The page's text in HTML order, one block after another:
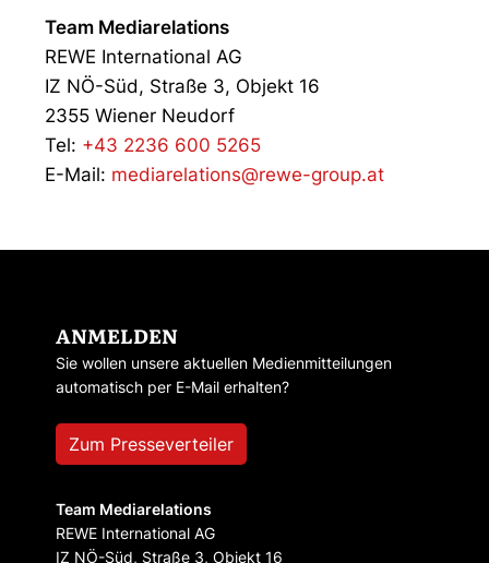
Team Mediarelations
REWE International AG
IZ NÖ-Süd, Straße 3, Objekt 16
2355 Wiener Neudorf
Tel: +43 2236 600 5265
E-Mail: mediarelations@rewe-group.at
ANMELDEN
Sie wollen unsere aktuellen Medienmitteilungen
automatisch per E-Mail erhalten?
Zum Presseverteiler
Team Mediarelations
REWE International AG
IZ NÖ-Süd, Straße 3, Objekt 16